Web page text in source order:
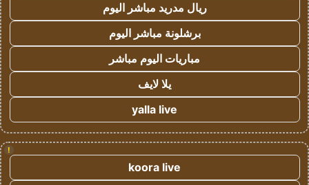
ريال مدريد مباشر اليوم
برشلونة مباشر اليوم
مباريات اليوم مباشر
يلا لايف
yalla live
!
koora live